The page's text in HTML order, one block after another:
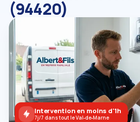
(94420)
Intervention en moins d'1h
7j/7 dans tout le Val‑de‑Marne